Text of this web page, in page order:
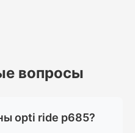
вопросы
opti ride p685?